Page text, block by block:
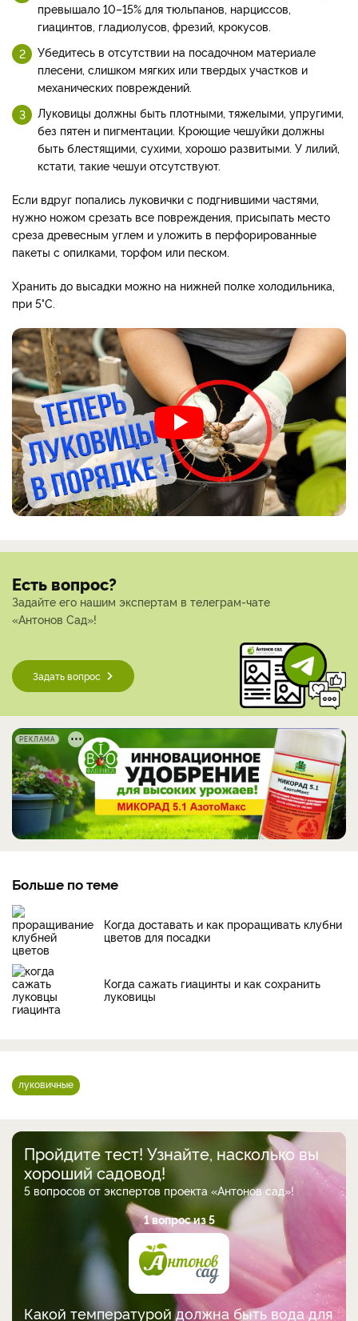
превышало 10–15% для тюльпанов, нарциссов,
гиацинтов, гладиолусов, фрезий, крокусов.
Убедитесь в отсутствии на посадочном материале
плесени, слишком мягких или твердых участков и
механических повреждений.
Луковицы должны быть плотными, тяжелыми, упругими,
без пятен и пигментации. Кроющие чешуйки должны
быть блестящими, сухими, хорошо развитыми. У лилий,
кстати, такие чешуи отсутствуют.
Если вдруг попались луковички с подгнившими частями,
нужно ножом срезать все повреждения, присыпать место
среза древесным углем и уложить в перфорированные
пакеты с опилками, торфом или песком.
Хранить до высадки можно на нижней полке холодильника,
при 5°С.
Есть вопрос?
Задайте его нашим экспертам в телеграм-чате
«Антонов Сад»!
Задать вопрос
РЕКЛАМА
Больше по теме
Когда доставать и как проращивать клубни
цветов для посадки
Когда сажать гиацинты и как сохранить
луковицы
луковичные
Пройдите тест! Узнайте, насколько вы
хороший садовод!
5 вопросов от экспертов проекта «Антонов сад»!
1 вопрос из 5
Какой температурой должна быть вода для